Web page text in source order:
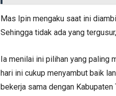
Mas Ipin mengaku saat ini
Sehingga tidak ada yang
Ia menilai ini pilihan yang paling
hari ini cukup menyambut baik
bekerja sama dengan